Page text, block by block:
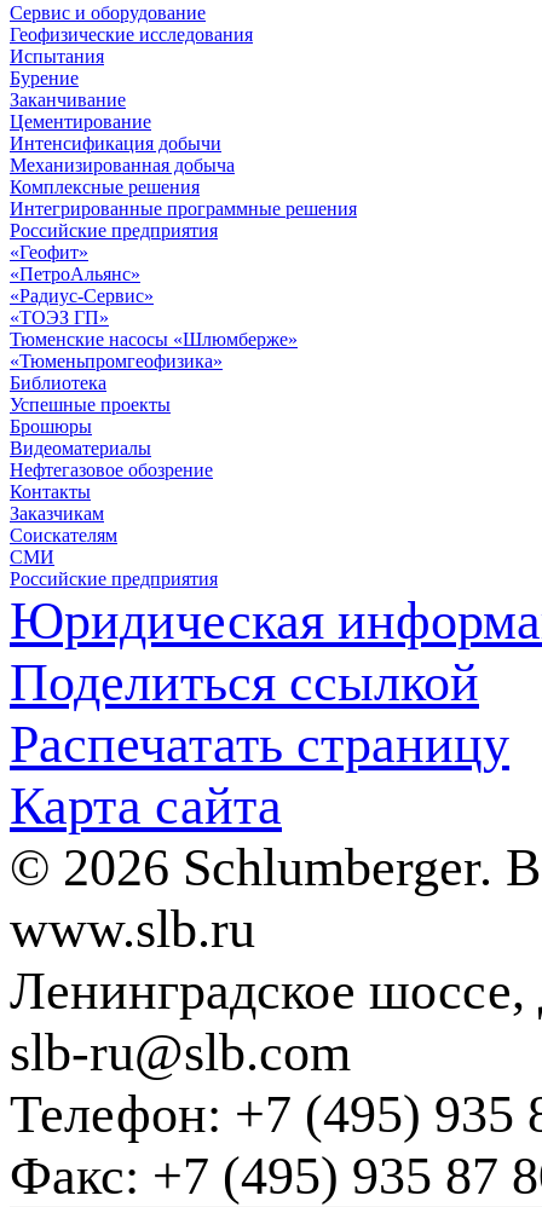
Сервис и оборудование
Геофизические исследования
Испытания
Бурение
Заканчивание
Цементирование
Интенсификация добычи
Механизированная добыча
Комплексные решения
Интегрированные программные решения
Российские предприятия
«Геофит»
«ПетроАльянс»
«Радиус-Сервис»
«ТОЭЗ ГП»
Тюменские насосы «Шлюмберже»
«Тюменьпромгеофизика»
Библиотека
Успешные проекты
Брошюры
Видеоматериалы
Нефтегазовое обозрение
Контакты
Заказчикам
Соискателям
СМИ
Российские предприятия
Юридическая
Поделиться ссылкой
Распечатать страницу
Карта сайта
© 2026 Schlumberger.
www.slb.ru
Ленинградское
slb-ru@slb.com
Телефон: +7 (495) 935
Факс: +7 (495) 935 87